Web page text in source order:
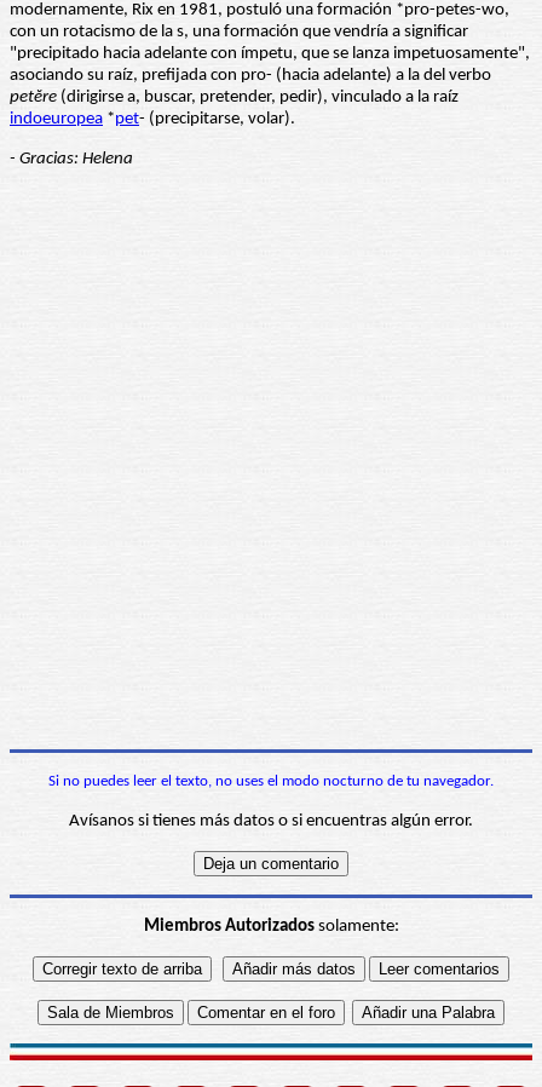
modernamente, Rix en 1981, postuló una formación *pro-petes-wo,
con un rotacismo de la s, una formación que vendría a significar
"precipitado hacia adelante con ímpetu, que se lanza impetuosamente",
asociando su raíz, prefijada con pro- (hacia adelante) a la del verbo
petĕre (dirigirse a, buscar, pretender, pedir), vinculado a la raíz
indoeuropea *pet- (precipitarse, volar).
- Gracias: Helena
Si no puedes leer el texto, no uses el modo nocturno de tu navegador.
Avísanos si tienes más datos o si encuentras algún error.
Miembros Autorizadossolamente: